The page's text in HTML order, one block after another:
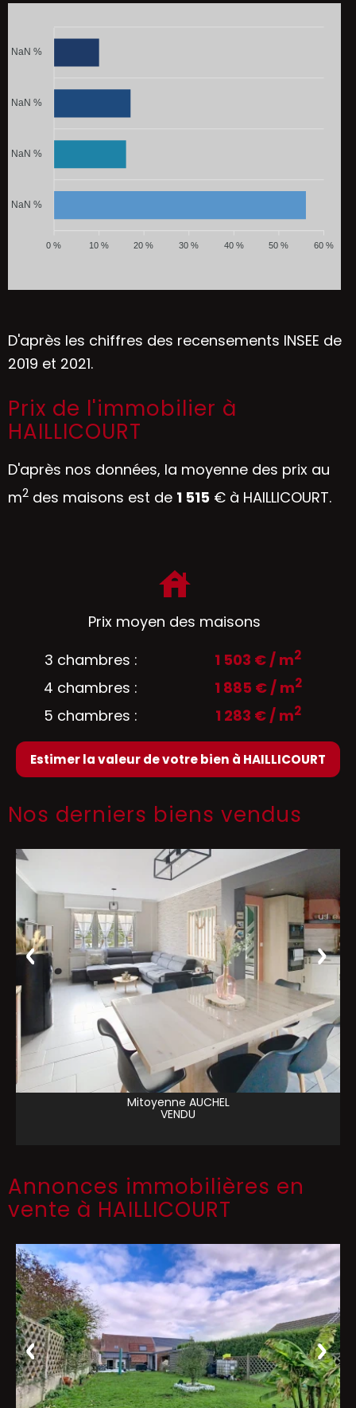
NaN %
NaN %
NaN %
NaN %
60 %
50 %
40 %
30 %
20 %
10 %
0 %
D'après les chiffres des recensements INSEE de
2019 et 2021.
Prix de l'immobilier à
HAILLICOURT
D'après nos données, la moyenne des prix au
m2 des maisons est de 1 515 € à HAILLICOURT.
Prix moyen des maisons
3 chambres :
1 503 € / m2
4 chambres : 1 885 € / m2
5 chambres : 1 283 € / m2
Estimer la valeur de votre bien à HAILLICOURT
Nos derniers biens vendus
Mitoyenne AUCHEL
VENDU
Annonces immobilières en
vente à HAILLICOURT